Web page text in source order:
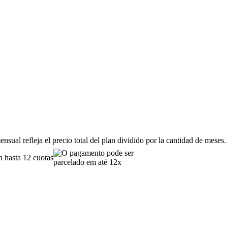
refleja el precio total del plan dividido por la cantidad de meses.
hasta 12 cuotas